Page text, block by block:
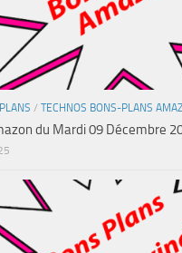
/ TECHNOS BONS-PLANS
du Mardi 09 Décembre